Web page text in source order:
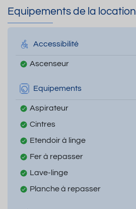
Equipements de la location
Accessibilité
Ascenseur
Equipements
Aspirateur
Cintres
Etendoir à linge
Fer à repasser
Lave-linge
Planche à repasser